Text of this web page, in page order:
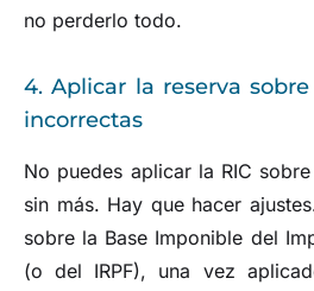
no perderlo todo.
4. Aplicar la reserva
incorrectas
No puedes aplicar la RIC
sin más. Hay que hacer
sobre la Base Imponible del
(o del IRPF), una vez